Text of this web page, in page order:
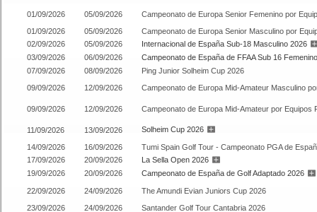
01/09/2026 05/09/2026
Campeonato de Europa Senior Femenino por
01/09/2026
05/09/2026
Campeonato de Europa Senior Masculino por
02/09/2026
05/09/2026
Internacional de España Sub-18 Masculino 2026
03/09/2026
06/09/2026
Campeonato de España de FFAA Sub 16
07/09/2026
08/09/2026
Ping Junior Solheim Cup 2026
09/09/2026
12/09/2026 Campeonato de Europa Mid-Amateur Masculino
09/09/2026 12/09/2026 Campeonato de Europa Mid-Amateur por Equipos
11/09/2026 13/09/2026 Solheim Cup 2026
14/09/2026 16/09/2026
Tumi Spain Golf Tour - Campeonato PGA de
17/09/2026
20/09/2026
La Sella Open 2026
19/09/2026
20/09/2026 Campeonato de España de Golf Adaptado 2026
22/09/2026 24/09/2026
The Amundi Evian Juniors Cup 2026
23/09/2026
24/09/2026
Santander Golf Tour Cantabria 2026